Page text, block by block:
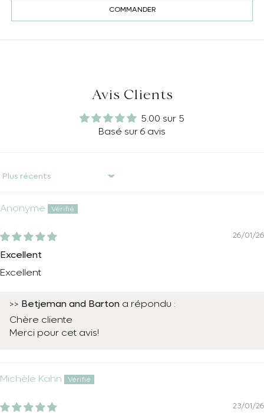
COMMANDER
Avis Clients
5.00 sur 5
Basé sur 6 avis
Sort by
Anonyme
26/01/26
Excellent
Excellent
>> Betjeman and Barton a répondu :
Chère cliente
Merci pour cet avis!
Michèle Kahn
23/01/26